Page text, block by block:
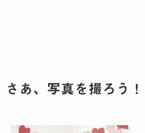
さあ、写真を撮ろう！